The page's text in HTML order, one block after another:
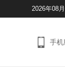
2026年08
手机